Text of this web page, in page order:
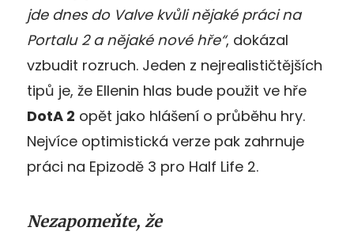
jde dnes do Valve kvůli nějaké práci na
Portalu 2 a nějaké nové hře“, dokázal
vzbudit rozruch. Jeden z nejrealističtějších
tipů je, že Ellenin hlas bude použit ve hře
DotA 2 opět jako hlášení o průběhu hry.
Nejvíce optimistická verze pak zahrnuje
práci na Epizodě 3 pro Half Life 2.
Nezapomeňte, že